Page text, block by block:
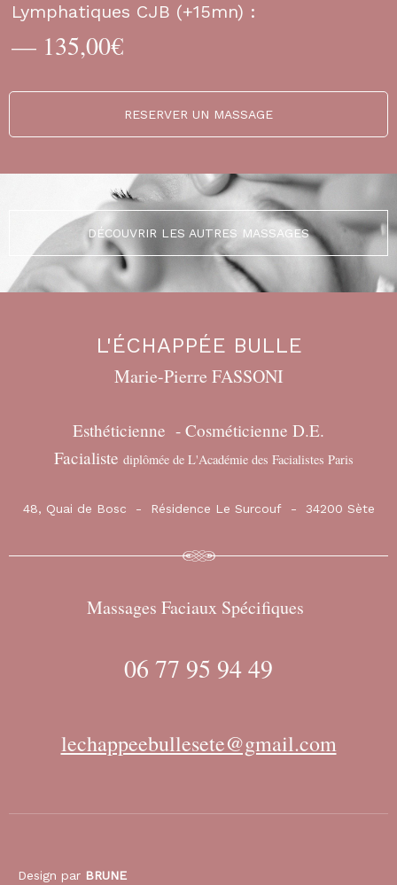
Lymphatiques CJB (+15mn) :
— 135,00€
RESERVER UN MASSAGE
DÉCOUVRIR LES AUTRES MASSAGES
L'ÉCHAPPÉE BULLE
Marie-Pierre FASSONI
Esthéticienne - Cosméticienne D.E.
Facialiste diplômée de L'Académie des Facialistes Paris
48, Quai de Bosc - Résidence Le Surcouf - 34200 Sète
Massages Faciaux Spécifiques
06 77 95 94 49
lechappeebullesete@gmail.com
Design par BRUNE